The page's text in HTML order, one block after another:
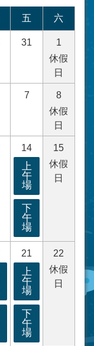
五 六
31
1
休假
日
7
8
休假
日
14
上
午
場
下
午
場
15
休假
日
21
上
午
場
下
午
場
22
休假
日